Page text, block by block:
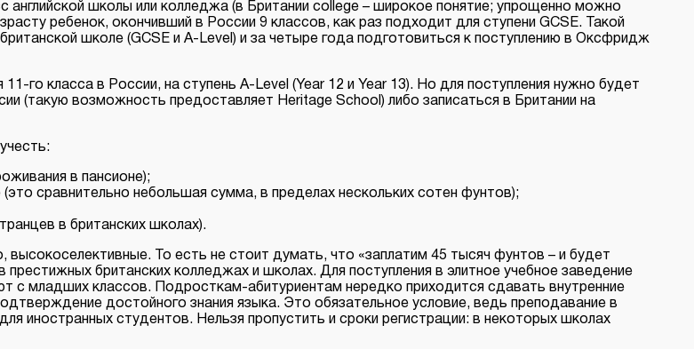
английской школы или колледжа (в Британии college – широкое понятие; упрощенно можно
ребенок, окончивший в России 9 классов, как раз подходит для ступени GCSE. Такой
школе (GCSE и A-Level) и за четыре года подготовиться к поступлению в Оксфридж
го класса в России, на ступень A-Level (Year 12 и Year 13). Но для поступления нужно будет
(такую возможность предоставляет Heritage School) либо записаться в Британии на
в пансионе);
сравнительно небольшая сумма, в пределах нескольких сотен фунтов);
в британских школах).
То есть не стоит думать, что «заплатим 45 тысяч фунтов – и будет
британских колледжах и школах. Для поступления в элитное учебное заведение
с младших классов. Подросткам-абитуриентам нередко приходится сдавать внутренние
достойного знания языка. Это обязательное условие, ведь преподавание в
иностранных студентов. Нельзя пропустить и сроки регистрации: в некоторых школах